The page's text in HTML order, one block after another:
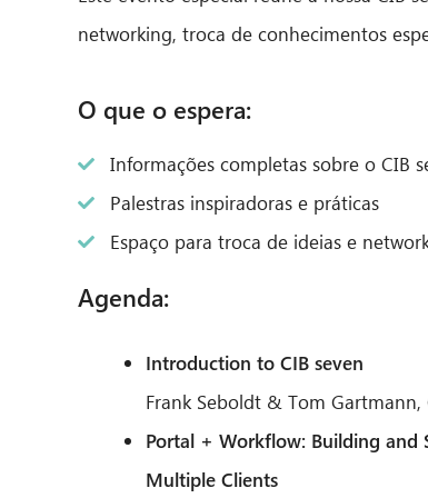
networking, troca de conhecimentos
O que o espera:
Informações completas sobre o CIB
Palestras inspiradoras e práticas
Espaço para troca de ideias e
Agenda:
Introduction to CIB seven
Frank Seboldt & Tom Gartmann,
Portal + Workflow: Building and
Multiple Clients